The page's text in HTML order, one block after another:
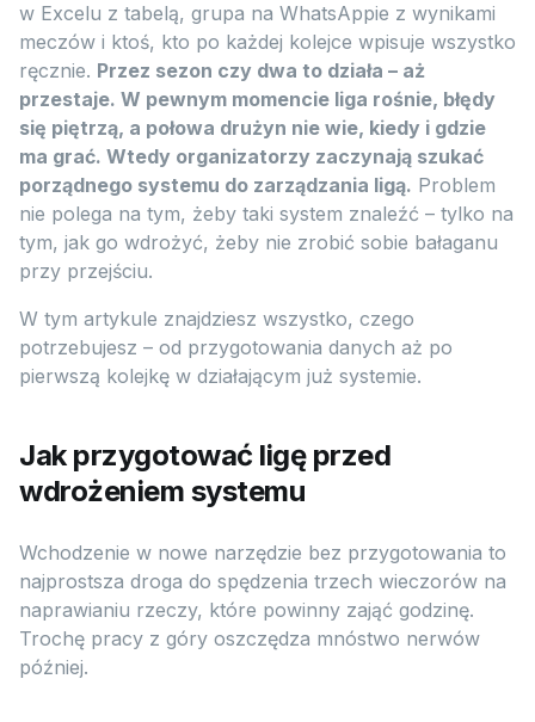
w Excelu z tabelą, grupa na WhatsAppie z wynikami
meczów i ktoś, kto po każdej kolejce wpisuje wszystko
ręcznie. Przez sezon czy dwa to działa – aż
przestaje. W pewnym momencie liga rośnie, błędy
się piętrzą, a połowa drużyn nie wie, kiedy i gdzie
ma grać. Wtedy organizatorzy zaczynają szukać
porządnego systemu do zarządzania ligą. Problem
nie polega na tym, żeby taki system znaleźć – tylko na
tym, jak go wdrożyć, żeby nie zrobić sobie bałaganu
przy przejściu.
W tym artykule znajdziesz wszystko, czego
potrzebujesz – od przygotowania danych aż po
pierwszą kolejkę w działającym już systemie.
Jak przygotować ligę przed
wdrożeniem systemu
Wchodzenie w nowe narzędzie bez przygotowania to
najprostsza droga do spędzenia trzech wieczorów na
naprawianiu rzeczy, które powinny zająć godzinę.
Trochę pracy z góry oszczędza mnóstwo nerwów
później.